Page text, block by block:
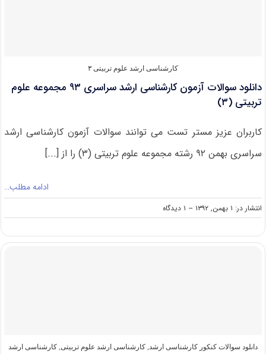
کارشناسی ارشد علوم تربیتی ۳
دانلود سوالات آزمون کارشناسی ارشد سراسری ۹۳ مجموعه علوم
تربیتی (۳)
کاربران عزیز مستر تست می توانند سوالات آزمون کارشناسی ارشد
سراسری بهمن ۹۲ رشته مجموعه علوم تربیتی (۳) را از [...]
ادامه مطلب…
انتشار در: ۱ بهمن, ۱۳۹۲ -- ۱ دیدگاه
on
دانلود
آزمون
دانلود سوالات کنکور کارشناسی ارشد, کارشناسی ارشد علوم تربیتی, کارشناسی ارشد